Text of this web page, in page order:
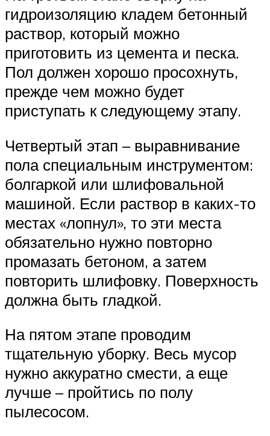
гидроизоляцию кладем бетонный
раствор, который можно
приготовить из цемента и песка.
Пол должен хорошо просохнуть,
прежде чем можно будет
приступать к следующему этапу.
Четвертый этап – выравнивание
пола специальным инструментом:
болгаркой или шлифовальной
машиной. Если раствор в каких-то
местах «лопнул», то эти места
обязательно нужно повторно
промазать бетоном, а затем
повторить шлифовку. Поверхность
должна быть гладкой.
На пятом этапе проводим
тщательную уборку. Весь мусор
нужно аккуратно смести, а еще
лучше – пройтись по полу
пылесосом.